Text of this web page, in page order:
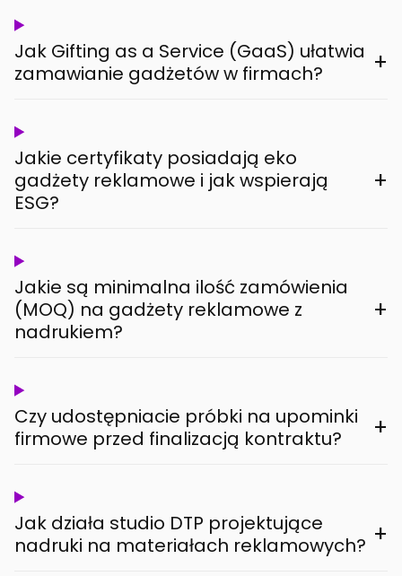
Jak Gifting as a Service (GaaS) ułatwia
zamawianie gadżetów w firmach?
+
Jakie certyfikaty posiadają eko
gadżety reklamowe i jak wspierają
ESG?
+
Jakie są minimalna ilość zamówienia
(MOQ) na gadżety reklamowe z
nadrukiem?
+
Czy udostępniacie próbki na upominki
firmowe przed finalizacją kontraktu?
+
Jak działa studio DTP projektujące
nadruki na materiałach reklamowych? +